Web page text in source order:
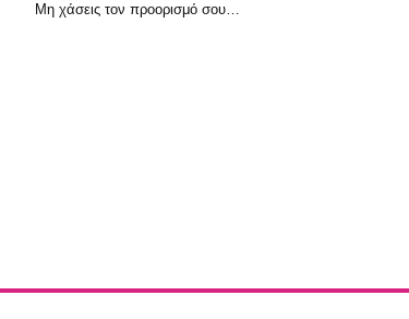
Μη χάσεις τον προορισμό σου…